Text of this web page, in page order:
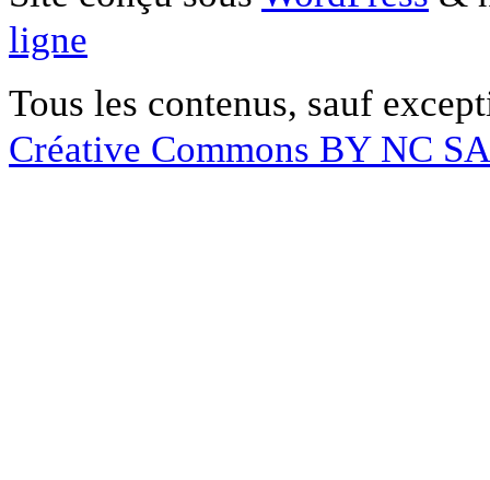
ligne
Tous les contenus, sauf
Créative Commons BY NC SA